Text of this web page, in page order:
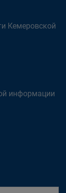
Кемеровской
информации